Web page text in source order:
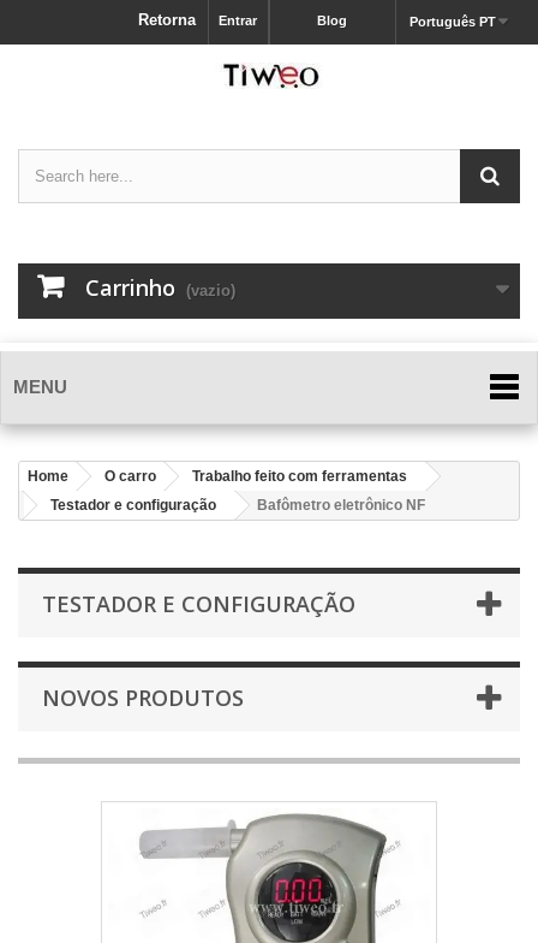
Português PT
Blog
Entrar
Retorna
Carrinho (vazio)
MENU
Home O carro
Trabalho feito com ferramentas
Testador e configuração
Bafômetro eletrônico NF
TESTADOR E CONFIGURAÇÃO
NOVOS PRODUTOS